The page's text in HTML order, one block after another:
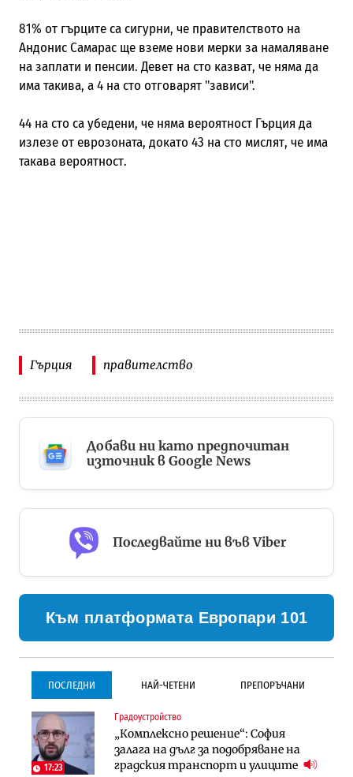
81% от гърците са сигурни, че правителството на
Андонис Самарас ще вземе нови мерки за намаляване
на заплати и пенсии. Девет на сто казват, че няма да
има такива, а 4 на сто отговарят "зависи".
44 на сто са убедени, че няма вероятност Гърция да
излезе от еврозоната, докато 43 на сто мислят, че има
такава вероятност.
Гърция правителство
Добави ни като предпочитан
източник в Google News
Последвайте ни във Viber
Към платформата Европари 101
ПОСЛЕДНИ НАЙ-ЧЕТЕНИ ПРЕПОРЪЧАНИ
17:23
Градоустройство
„Комплексно решение“: София
залага на дълг за подобряване на
градския транспорт и улиците
Градоустройство
Столична община избра
изпълнител за преместването на
трамвайното трасе по бул.
Инфраструктура
Проектирането на тунела под
Петрохан ще върви паралелно с
екологичните оценки